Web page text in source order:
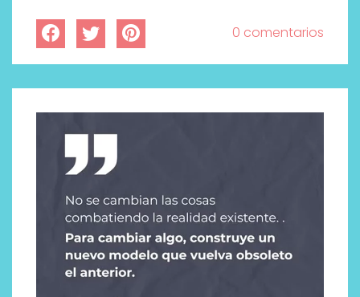
0 comentarios